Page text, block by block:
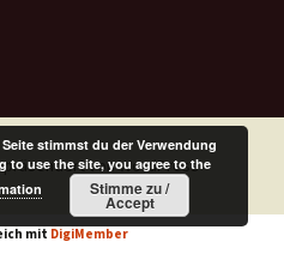
präsentiert von WordPress
mit DigiMember
stimmst du der Verwendung
to use the site, you agree to the
Stimme zu /
Accept